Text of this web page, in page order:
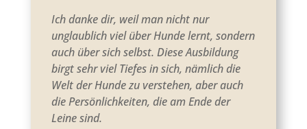
Ich danke dir, weil man nicht nur
unglaublich viel über Hunde lernt, sondern
auch über sich selbst. Diese Ausbildung
birgt sehr viel Tiefes in sich, nämlich die
Welt der Hunde zu verstehen, aber auch
die Persönlichkeiten, die am Ende der
Leine sind.